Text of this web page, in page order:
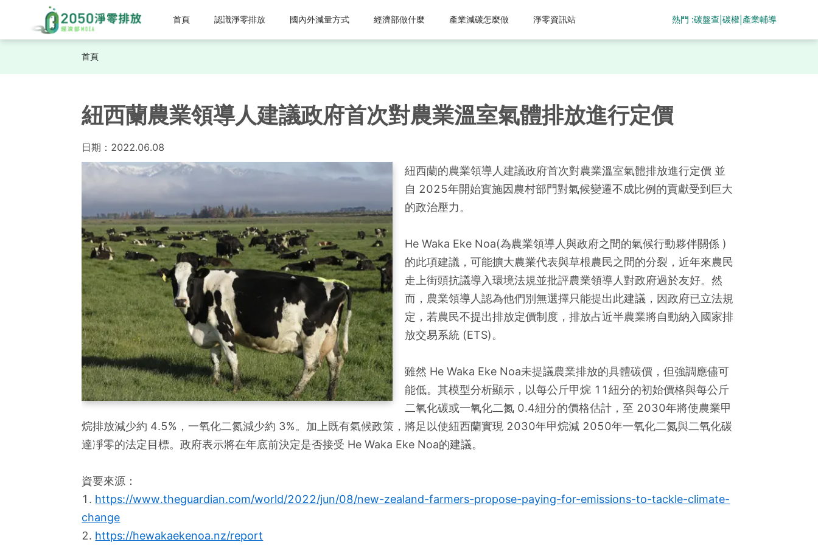
首頁 認識淨零排放 國內外減量方式 經濟部做什麼 產業減碳怎麼做 淨零資訊站 熱門 :碳盤查 碳權| 產業輔導
首頁
紐西蘭農業領導人建議政府首次對農業溫室氣體排放進行定價
日期： 2022.06.08
紐西蘭的農業領導人建議政府首次對農業溫室氣體排放進行定價 並
自 2025年開始實施因農村部門對氣候變遷不成比例的貢獻受到巨大
的政治壓力。
He Waka Eke Noa(為農業領導人與政府之間的氣候行動夥伴關係 )
的此項建議，可能擴大農業代表與草根農民之間的分裂，近年來農民
走上街頭抗議導入環境法規並批評農業領導人對政府過於友好。然
而，農業領導人認為他們別無選擇只能提出此建議，因政府已立法規
定，若農民不提出排放定價制度，排放占近半農業將自動納入國家排
放交易系統 (ETS)。
雖然 He Waka Eke Noa未提議農業排放的具體碳價，但強調應儘可
能低。其模型分析顯示，以每公斤甲烷 11紐分的初始價格與每公斤
二氧化碳或一氧化二氮 0.4紐分的價格估計，至 2030年將使農業甲
烷排放減少約 4.5%，一氧化二氮減少約 3%。加上既有氣候政策，將足以使紐西蘭實現 2030年甲烷減 2050年一氧化二氮與二氧化碳
達凈零的法定目標。政府表示將在年底前決定是否接受 He Waka Eke Noa的建議。
資要來源：
1. https://www.theguardian.com/world/2022/jun/08/new-zealand-farmers-propose-paying-for-emissions-to-tackle-climate-
change
2. https://hewakaekenoa.nz/report